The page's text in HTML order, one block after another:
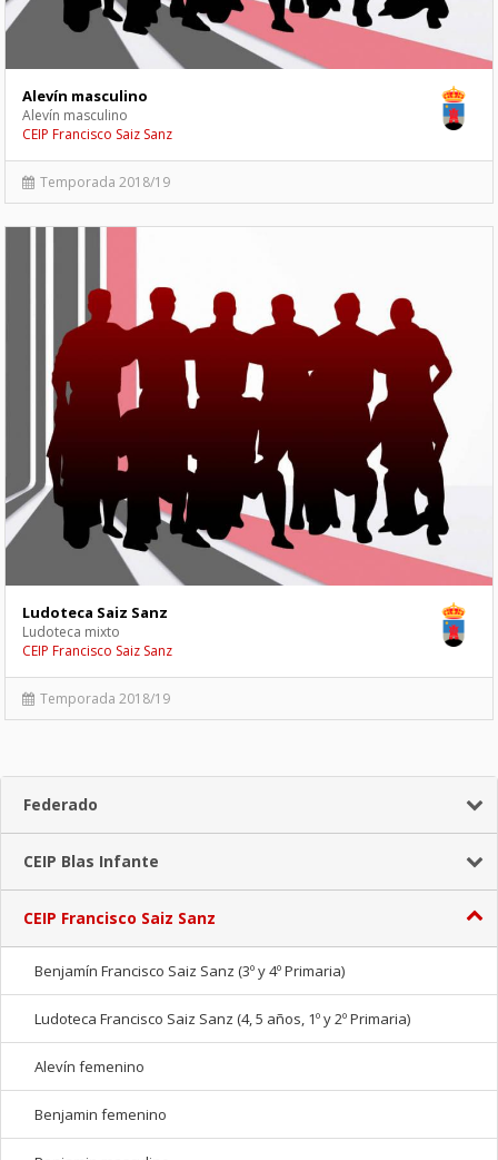
Alevín masculino
Alevín masculino
CEIP Francisco Saiz Sanz
Temporada 2018/19
Ludoteca Saiz Sanz
Ludoteca mixto
CEIP Francisco Saiz Sanz
Temporada 2018/19
Federado
CEIP Blas Infante
CEIP Francisco Saiz Sanz
Benjamín Francisco Saiz Sanz (3º y 4º Primaria)
Ludoteca Francisco Saiz Sanz (4, 5 años, 1º y 2º Primaria)
Alevín femenino
Benjamin femenino